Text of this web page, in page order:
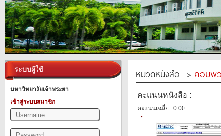
ระบบผู้ใช้
มหาวิทยาลัยเจ้าพระยา
เข้าสู่ระบบสมาชิก
หมวดหนังสือ -> คอมพิ
คะแนนหนังสือ :
คะแนนเฉลี่ย : 0.00